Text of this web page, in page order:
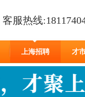
客服热线
上海招聘 才